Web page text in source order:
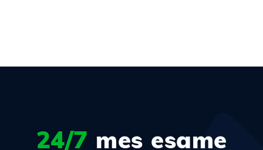
24/7 mes esame